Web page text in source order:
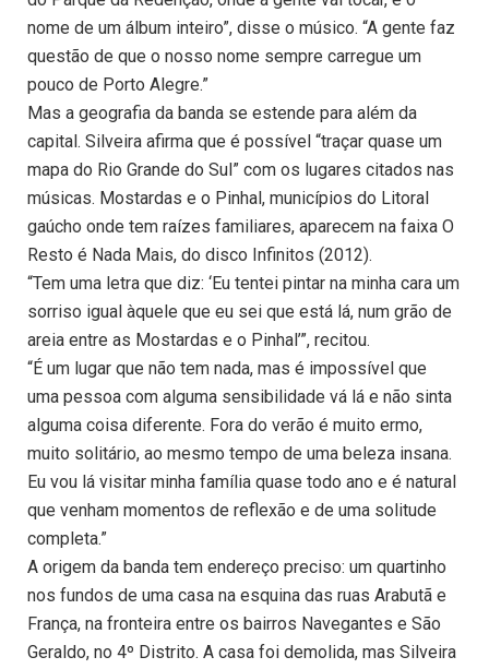
nome de um álbum inteiro”, disse o músico. “A gente faz
questão de que o nosso nome sempre carregue um
pouco de Porto Alegre.”
Mas a geografia da banda se estende para além da
capital. Silveira afirma que é possível “traçar quase um
mapa do Rio Grande do Sul” com os lugares citados nas
músicas. Mostardas e o Pinhal, municípios do Litoral
gaúcho onde tem raízes familiares, aparecem na faixa O
Resto é Nada Mais, do disco Infinitos (2012).
“Tem uma letra que diz: ‘Eu tentei pintar na minha cara um
sorriso igual àquele que eu sei que está lá, num grão de
areia entre as Mostardas e o Pinhal’”, recitou.
“É um lugar que não tem nada, mas é impossível que
uma pessoa com alguma sensibilidade vá lá e não sinta
alguma coisa diferente. Fora do verão é muito ermo,
muito solitário, ao mesmo tempo de uma beleza insana.
Eu vou lá visitar minha família quase todo ano e é natural
que venham momentos de reflexão e de uma solitude
completa.”
A origem da banda tem endereço preciso: um quartinho
nos fundos de uma casa na esquina das ruas Arabutã e
França, na fronteira entre os bairros Navegantes e São
Geraldo, no 4º Distrito. A casa foi demolida, mas Silveira